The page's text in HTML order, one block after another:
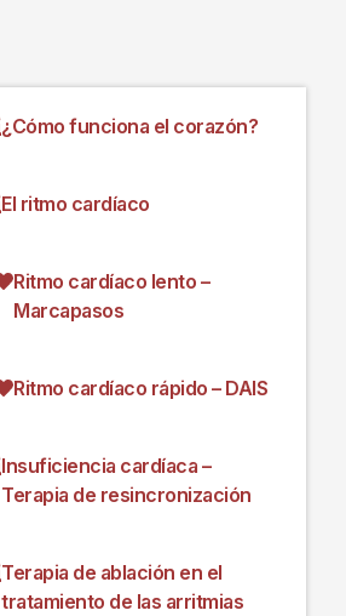
¿Cómo funciona el corazón?
El ritmo cardíaco
Ritmo cardíaco lento –
Marcapasos
Ritmo cardíaco rápido – DAIS
Insuficiencia cardíaca –
Terapia de resincronización
Terapia de ablación en el
tratamiento de las arritmias